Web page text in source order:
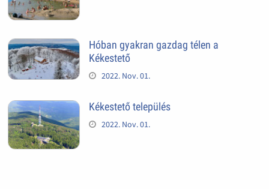
Hóban gyakran gazdag télen a
Kékestető
2022. Nov. 01.
Kékestető település
2022. Nov. 01.